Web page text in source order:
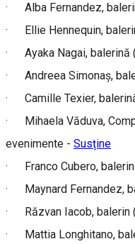
· Alba Fernandez,
· Ellie Hennequin,
· Ayaka Nagai, balerină
· Andreea Simonaș,
· Camille Texier,
· Mihaela Văduva,
evenimente - Susține
· Franco Cubero, balerin
· Maynard Fernandez,
· Răzvan Iacob, balerin
· Mattia Longhitano,